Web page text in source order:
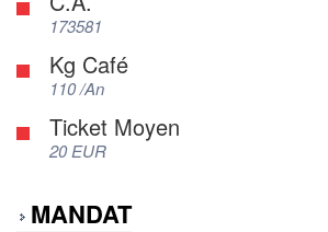
173581
Kg Café
110 /An
Ticket Moyen
20 EUR
MANDAT